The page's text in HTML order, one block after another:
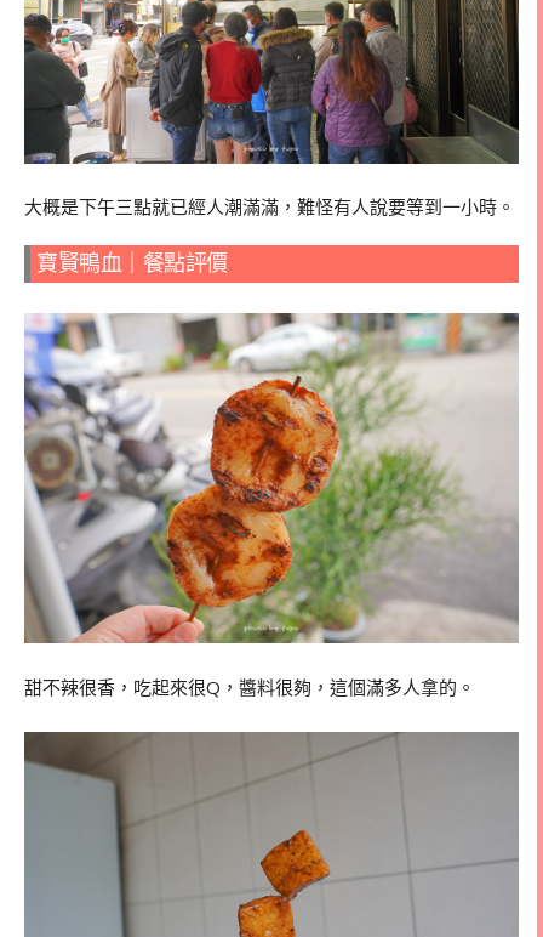
大概是下午三點就已經人潮滿滿，難怪有人說要等到一小時。
寶賢鴨血｜餐點評價
甜不辣很香，吃起來很Q，醬料很夠，這個滿多人拿的。